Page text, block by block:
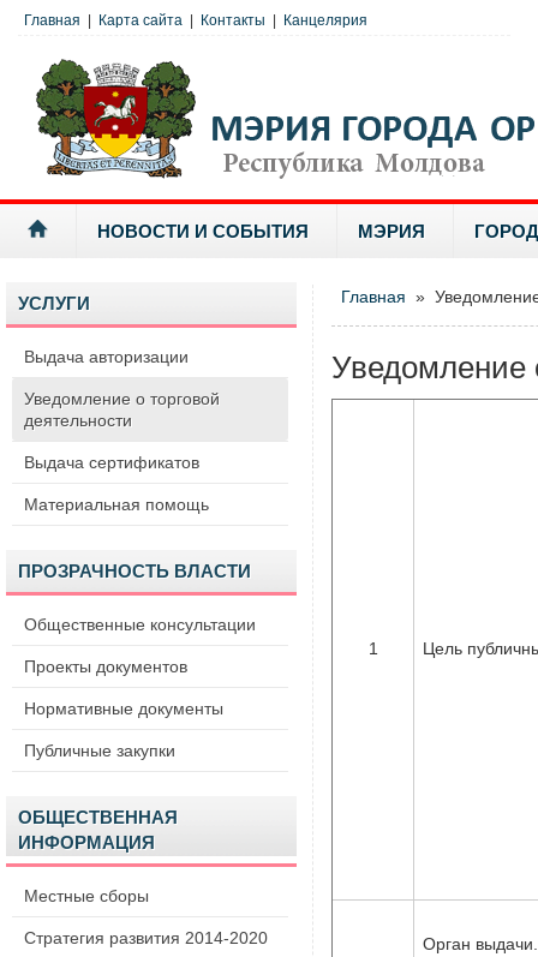
Главная Карта сайта Контакты Канцелярия
НОВОСТИ И СОБЫТИЯ МЭРИЯ
УСЛУГИ
Выдача авторизации
Уведомление о торговой
деятельности
Выдача сертификатов
Материальная помощь
ПРОЗРАЧНОСТЬ ВЛАСТИ
Общественные консультации
Проекты документов
Нормативные документы
Публичные закупки
ОБЩЕСТВЕННАЯ
ИНФОРМАЦИЯ
Местные сборы
Стратегия развития 2014-2020
Главная »
Уведомление
1 Цель
Орган выдачи.